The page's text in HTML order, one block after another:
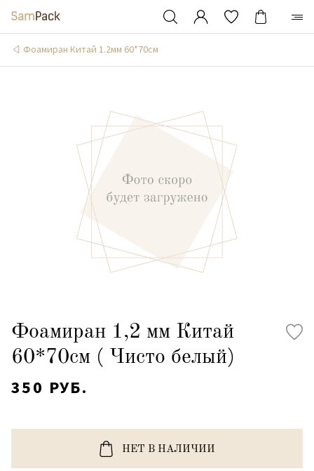
Фоамиран Китай 1.2мм 60*70см
Фоамиран 1,2 мм Китай
60*70см ( Чисто белый)
350 РУБ.
НЕТ В НАЛИЧИИ